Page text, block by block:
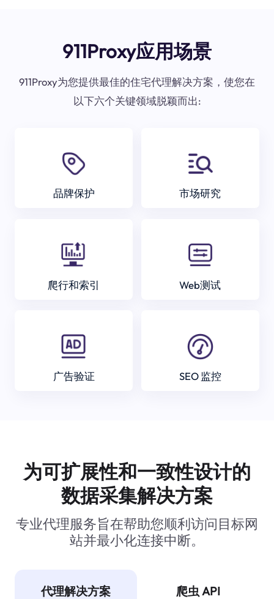
911Proxy应用场景
911Proxy为您提供最佳的住宅代理解决方案，使您在
以下六个关键领域脱颖而出:
品牌保护 市场研究
爬行和索引 Web测试
广告验证 SEO 监控
为可扩展性和一致性设计的
数据采集解决方案
专业代理服务旨在帮助您顺利访问目标网
站并最小化连接中断。
代理解决方案 爬虫 API